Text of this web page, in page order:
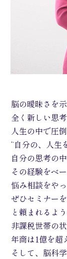
脳の曖昧さを
全く新しい思
人生の中で圧
“自分の、人生
自分の思考の
その経験をベ
悩み相談をや
ぜひセミナー
と頼まれるよ
非課税世帯の
年商は1億を超
そして、脳科